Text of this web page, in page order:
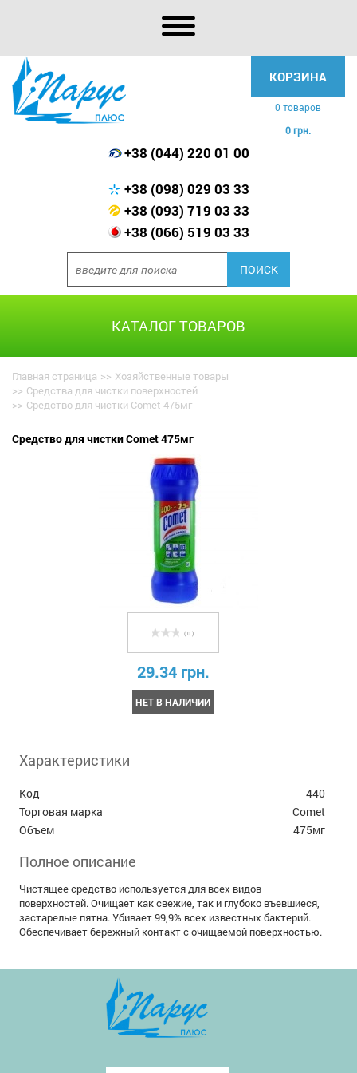
КОРЗИНА
0 товаров
0 грн.
+38 (044) 220 01 00
+38 (098) 029 03 33
+38 (093) 719 03 33
+38 (066) 519 03 33
КАТАЛОГ ТОВАРОВ
Главная страница >> Хозяйственные товары
>> Средства для чистки поверхностей
>> Средство для чистки Comet 475мг
Средство для чистки Comet 475мг
( 0 )
29.34 грн.
НЕТ В НАЛИЧИИ
Характеристики
Код
440
Торговая марка
Comet
Объем
475мг
Полное описание
Чистящее средство используется для всех видов
поверхностей. Очищает как свежие, так и глубоко въевшиеся,
застарелые пятна. Убивает 99,9% всех известных бактерий.
Обеспечивает бережный контакт с очищаемой поверхностью.